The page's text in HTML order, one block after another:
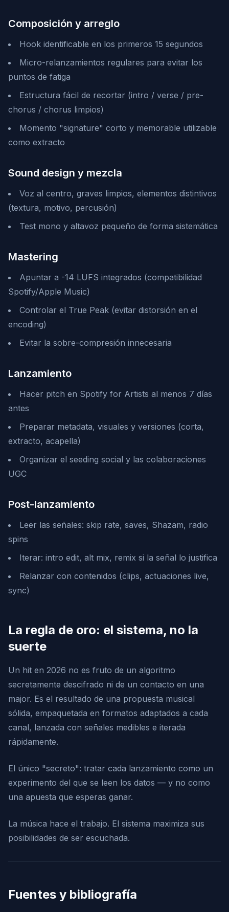
Composición y arreglo
Hook identificable en los primeros 15 segundos
Micro-relanzamientos regulares para evitar los
puntos de fatiga
Estructura fácil de recortar (intro / verse / pre-
chorus / chorus limpios)
Momento "signature" corto y memorable utilizable
como extracto
Sound design y mezcla
Voz al centro, graves limpios, elementos distintivos
(textura, motivo, percusión)
Test mono y altavoz pequeño de forma sistemática
Mastering
Apuntar a -14 LUFS integrados (compatibilidad
Spotify/Apple Music)
Controlar el True Peak (evitar distorsión en el
encoding)
Evitar la sobre-compresión innecesaria
Lanzamiento
Hacer pitch en Spotify for Artists al menos 7 días
antes
Preparar metadata, visuales y versiones (corta,
extracto, acapella)
Organizar el seeding social y las colaboraciones
UGC
Post-lanzamiento
Leer las señales: skip rate, saves, Shazam, radio
spins
Iterar: intro edit, alt mix, remix si la señal lo justifica
Relanzar con contenidos (clips, actuaciones live,
sync)
La regla de oro: el sistema, no la
suerte
Un hit en 2026 no es fruto de un algoritmo
secretamente descifrado ni de un contacto en una
major. Es el resultado de una propuesta musical
sólida, empaquetada en formatos adaptados a cada
canal, lanzada con señales medibles e iterada
rápidamente.
El único "secreto": tratar cada lanzamiento como un
experimento del que se leen los datos — y no como
una apuesta que esperas ganar.
La música hace el trabajo. El sistema maximiza sus
posibilidades de ser escuchada.
Fuentes y bibliografía